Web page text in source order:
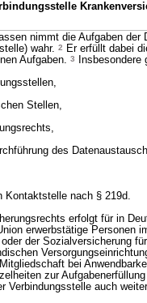
nimmt die Aufgaben der
wahr. 2
Er erfüllt dabei
Aufgaben. 3
Insbesondere
Stellen,
des
Kontaktstelle nach § 219d.
erfolgt für in
erwerbstätige Personen
der Sozialversicherung
bei
zur
auch